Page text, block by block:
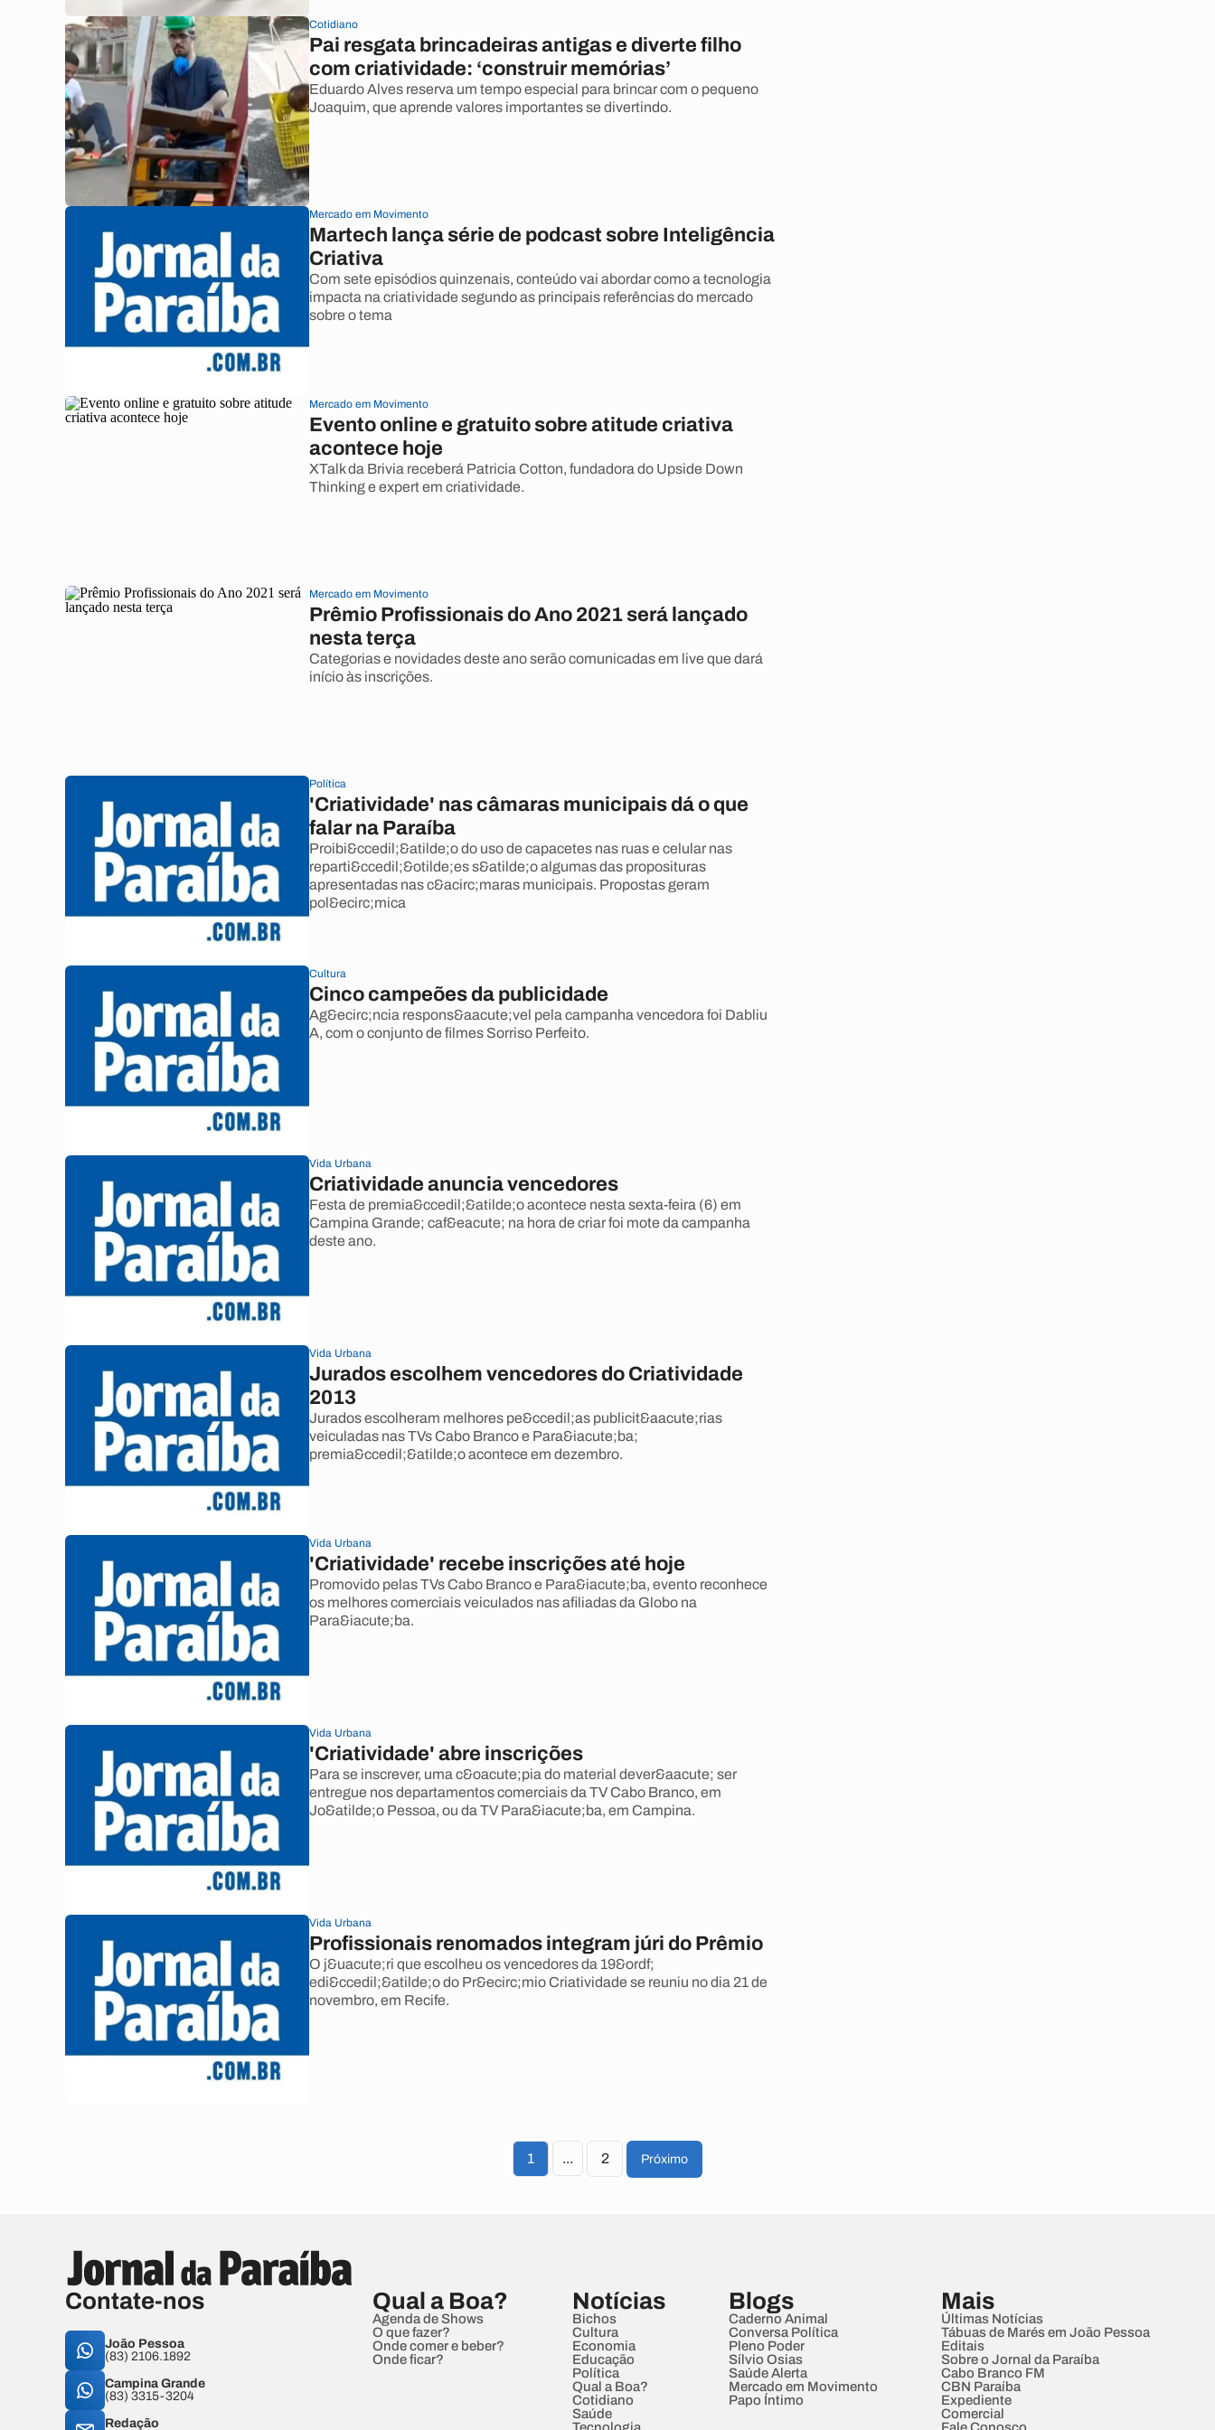
Cotidiano
Pai resgata brincadeiras antigas e diverte filho
com criatividade: ‘construir memórias’
Eduardo Alves reserva um tempo especial para brincar com o pequeno
Joaquim, que aprende valores importantes se divertindo.
Mercado em Movimento
Martech lança série de podcast sobre Inteligência
Criativa
Com sete episódios quinzenais, conteúdo vai abordar como a tecnologia
impacta na criatividade segundo as principais referências do mercado
sobre o tema
Mercado em Movimento
Evento online e gratuito sobre atitude criativa
acontece hoje
XTalk da Brivia receberá Patricia Cotton, fundadora do Upside Down
Thinking e expert em criatividade.
Mercado em Movimento
Prêmio Profissionais do Ano 2021 será lançado
nesta terça
Categorias e novidades deste ano serão comunicadas em live que dará
início às inscrições.
Política
'Criatividade' nas câmaras municipais dá o que
falar na Paraíba
Proibi&ccedil;&atilde;o do uso de capacetes nas ruas e celular nas
reparti&ccedil;&otilde;es s&atilde;o algumas das proposituras
apresentadas nas c&acirc;maras municipais. Propostas geram
pol&ecirc;mica
Cultura
Cinco campeões da publicidade
Ag&ecirc;ncia respons&aacute;vel pela campanha vencedora foi Dabliu
A, com o conjunto de filmes Sorriso Perfeito.
Vida Urbana
Criatividade anuncia vencedores
Festa de premia&ccedil;&atilde;o acontece nesta sexta-feira (6) em
Campina Grande; caf&eacute; na hora de criar foi mote da campanha
deste ano.
Vida Urbana
Jurados escolhem vencedores do Criatividade
2013
Jurados escolheram melhores pe&ccedil;as publicit&aacute;rias
veiculadas nas TVs Cabo Branco e Para&iacute;ba;
premia&ccedil;&atilde;o acontece em dezembro.
Vida Urbana
'Criatividade' recebe inscrições até hoje
Promovido pelas TVs Cabo Branco e Para&iacute;ba, evento reconhece
os melhores comerciais veiculados nas afiliadas da Globo na
Para&iacute;ba.
Vida Urbana
'Criatividade' abre inscrições
Para se inscrever, uma c&oacute;pia do material dever&aacute; ser
entregue nos departamentos comerciais da TV Cabo Branco, em
Jo&atilde;o Pessoa, ou da TV Para&iacute;ba, em Campina.
Vida Urbana
Profissionais renomados integram júri do Prêmio
O j&uacute;ri que escolheu os vencedores da 19&ordf;
edi&ccedil;&atilde;o do Pr&ecirc;mio Criatividade se reuniu no dia 21 de
novembro, em Recife.
1 ... 2 Próximo
Contate-nos
João Pessoa
(83) 2106.1892
Campina Grande
(83) 3315-3204
Redação
Qual a Boa?
Agenda de Shows
O que fazer?
Onde comer e beber?
Onde ficar?
Notícias
Bichos
Cultura
Economia
Educação
Política
Qual a Boa?
Cotidiano
Saúde
Blogs
Caderno Animal
Conversa Política
Pleno Poder
Sílvio Osias
Saúde Alerta
Mercado em Movimento
Papo Íntimo
Mais
Últimas Notícias
Tábuas de Marés em João Pessoa
Editais
Sobre o Jornal da Paraíba
Cabo Branco FM
CBN Paraíba
Expediente
Comercial